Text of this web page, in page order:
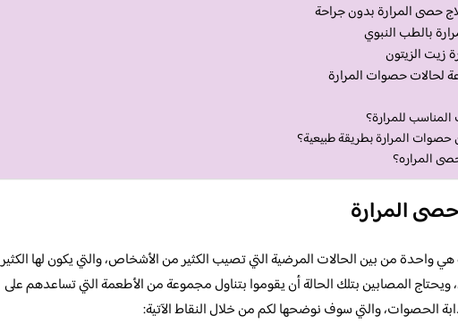
حصى المرارة بدون جراحة
بالطب النبوي
زيت الزيتون
لحالات حصوات المرارة
للمرارة؟
المرارة بطريقة طبيعية؟
المراره؟
المرارة
واحدة من بين الحالات المرضية التي تصيب الكثير من الأشخاص، والتي يكون لها الكثير
ويحتاج المصابين بتلك الحالة أن يقوموا بتناول مجموعة من الأطعمة التي تساعدهم على
الحصوات، والتي سوف نوضحها لكم من خلال النقاط الآتية: